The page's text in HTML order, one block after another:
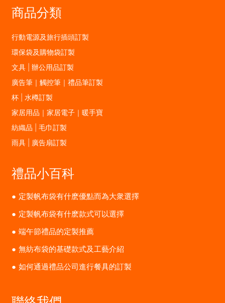
商品分類
行動電源及旅行插頭訂製
環保袋及購物袋訂製
文具 | 辦公用品訂製
廣告筆｜觸控筆｜禮品筆訂製
杯 | 水樽訂製
家居用品｜家居電子｜暖手寶
紡織品 | 毛巾訂製
雨具 | 廣告扇訂製
禮品小百科
定製帆布袋有什麽優點而為大衆選擇
定製帆布袋有什麽款式可以選擇
端午節禮品的定製推薦
無紡布袋的基礎款式及工藝介紹
如何通過禮品公司進行餐具的訂製